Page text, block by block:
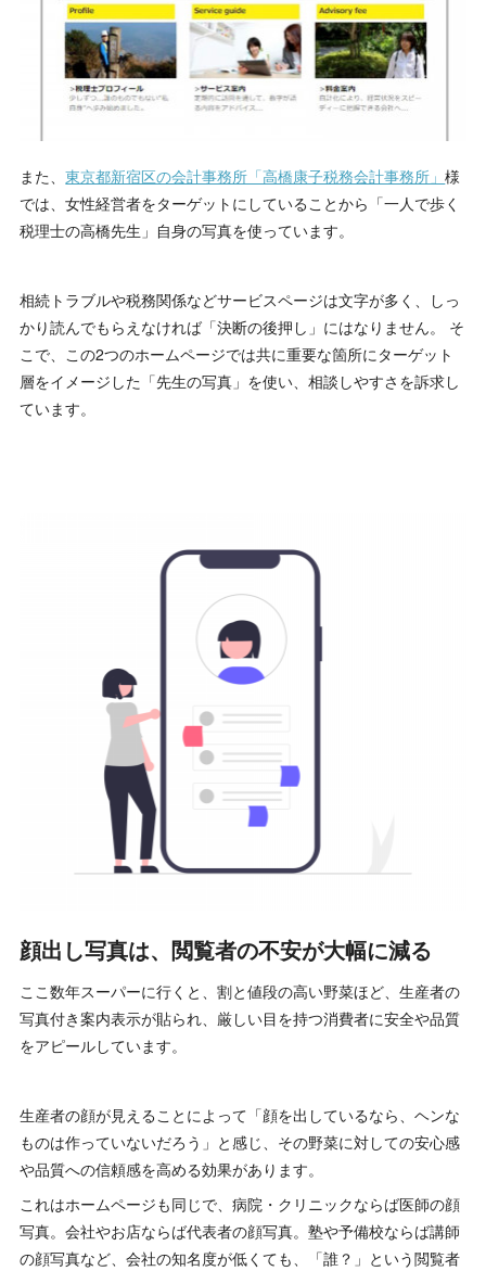
また、東京都新宿区の会計事務所「高橋康子税務会計事務所」様
では、女性経営者をターゲットにしていることから「一人で歩く
税理士の高橋先生」自身の写真を使っています。
相続トラブルや税務関係などサービスページは文字が多く、しっ
かり読んでもらえなければ「決断の後押し」にはなりません。 そ
こで、この2つのホームページでは共に重要な箇所にターゲット
層をイメージした「先生の写真」を使い、相談しやすさを訴求し
ています。
顔出し写真は、閲覧者の不安が大幅に減る
ここ数年スーパーに行くと、割と値段の高い野菜ほど、生産者の
写真付き案内表示が貼られ、厳しい目を持つ消費者に安全や品質
をアピールしています。
生産者の顔が見えることによって「顔を出しているなら、ヘンな
ものは作っていないだろう」と感じ、その野菜に対しての安心感
や品質への信頼感を高める効果があります。
これはホームページも同じで、病院・クリニックならば医師の顔
写真。会社やお店ならば代表者の顔写真。塾や予備校ならば講師
の顔写真など、会社の知名度が低くても、「誰？」という閲覧者